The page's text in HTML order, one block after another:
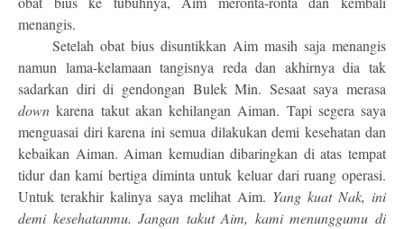
menangis.
Setelah obat bius disuntikkan Aim masih saja menangis
namun lama-kelamaan tangisnya reda dan akhirnya dia tak
sadarkan diri di gendongan Bulek Min. Sesaat saya merasa
down karena takut akan kehilangan Aiman. Tapi segera saya
menguasai diri karena ini semua dilakukan demi kesehatan dan
kebaikan Aiman. Aiman kemudian dibaringkan di atas tempat
tidur dan kami bertiga diminta untuk keluar dari ruang operasi.
Untuk terakhir kalinya saya melihat Aim. Yang kuat Nak, ini
demi kesehatanmu. Jangan takut Aim, kami menunggumu di